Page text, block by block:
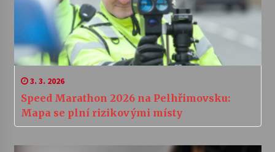
3. 3. 2026
Speed Marathon 2026 na Pelhřimovsku:
Mapa se plní rizikovými místy